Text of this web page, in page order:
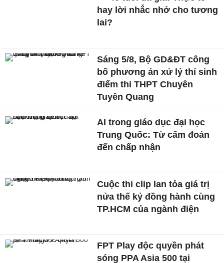
hay lời nhắc nhở cho tương
lai?
Sáng 5/8, Bộ GD&ĐT công
bố phương án xử lý thí sinh
điểm thi THPT Chuyên
Tuyên Quang
AI trong giáo dục đại học
Trung Quốc: Từ cấm đoán
đến chấp nhận
Cuộc thi clip lan tỏa giá trị
nửa thế kỷ đồng hành cùng
TP.HCM của ngành điện
FPT Play độc quyền phát
sóng PPA Asia 500 tại